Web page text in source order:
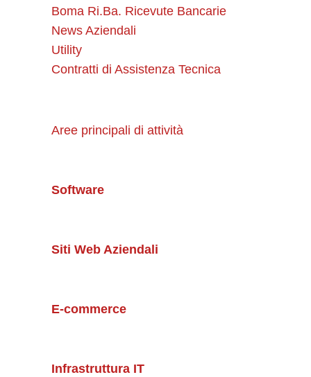
Boma Ri.Ba. Ricevute Bancarie
News Aziendali
Utility
Contratti di Assistenza Tecnica
Aree principali di attività
Software
Siti Web Aziendali
E-commerce
Infrastruttura IT